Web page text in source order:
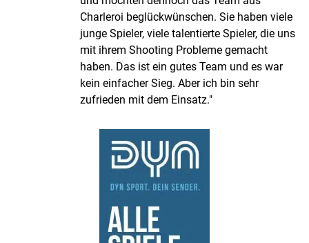
Charleroi beglückwünschen. Sie haben viele
junge Spieler, viele talentierte Spieler, die uns
mit ihrem Shooting Probleme gemacht
haben. Das ist ein gutes Team und es war
kein einfacher Sieg. Aber ich bin sehr
zufrieden mit dem Einsatz."